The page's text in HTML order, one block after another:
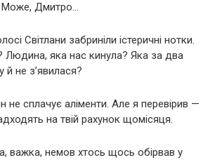
Може, Дмитро…
Світлани забриніли істеричні нотки.
Людина, яка нас кинула? Яка за два
не з’явилася?
не сплачує аліменти. Але я перевірив —
на твій рахунок щомісяця.
важка, немов хтось щось обірвав у